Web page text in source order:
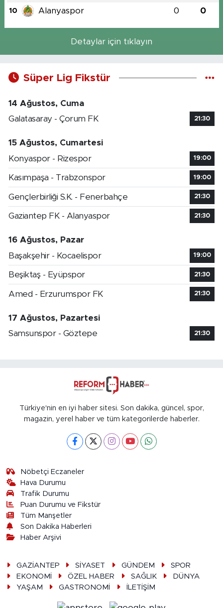
10 Alanyaspor 0 0
Detaylar için tıklayın
Süper Lig Fikstür
14 Ağustos, Cuma
Galatasaray - Çorum FK
21:30
15 Ağustos, Cumartesi
Konyaspor - Rizespor
19:00
Kasımpaşa - Trabzonspor 19:00
Gençlerbirliği S.K. - Fenerbahçe 21:30
Gaziantep FK - Alanyaspor 21:30
16 Ağustos, Pazar
Başakşehir - Kocaelispor
19:00
Beşiktaş - Eyüpspor 21:30
Amed - Erzurumspor FK 21:30
17 Ağustos, Pazartesi
Samsunspor - Göztepe
21:30
Türkiye'nin en iyi haber sitesi. Son dakika, güncel, spor,
magazin, yerel haber ve tüm kategorilerde haberler.
Nöbetçi Eczaneler
Hava Durumu
Trafik Durumu
Puan Durumu ve Fikstür
Tüm Manşetler
Son Dakika Haberleri
Haber Arşivi
GAZİANTEP SİYASET GÜNDEM
SPOR
EKONOMİ
ÖZEL HABER SAĞLIK
DÜNYA
YAŞAM
GASTRONOMİ İLETİŞİM